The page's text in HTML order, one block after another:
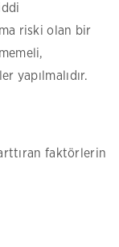
riski olan bir
yapılmalıdır.
faktörlerin